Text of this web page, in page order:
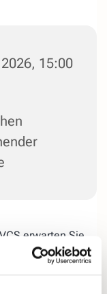
15:00
erwarten Sie
Friedhof in